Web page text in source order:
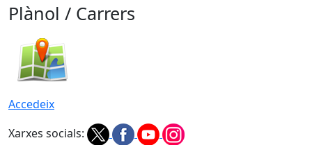
Plànol / Carrers
Accedeix
Xarxes socials: